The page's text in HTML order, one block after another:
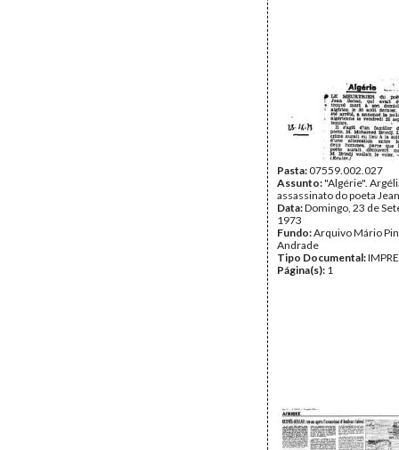
Pasta:07559.002.027
Assunto:"Algérie".
assassinato do poeta
Data:Domingo, 23 de
1973
Fundo:Arquivo Mário
Andrade
Tipo Documental:
Página(s): 1